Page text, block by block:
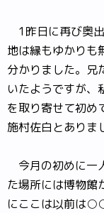
1昨日に再び奥
地は縁もゆかりも
分かりました。兄
いたようですが、
を取り寄せて初め
施村佐白とありま
今月の初めに一
た場所には博物館
にここは以前は